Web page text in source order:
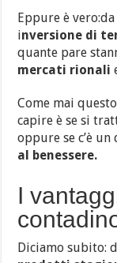
Eppure è
inversione di
quante pare
mercati rionali
Come mai
capire è se si
oppure se c’è
al benessere.
I
Diciamo subito: